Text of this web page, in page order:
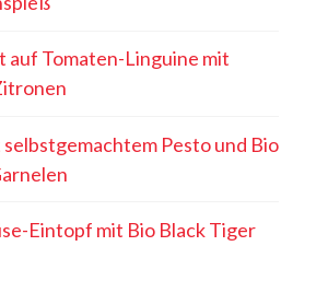
auf Tomaten-Linguine mit
Pesto und Bio
Eintopf mit Bio Black Tiger